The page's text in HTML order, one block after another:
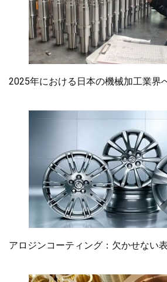
2025年における日本の機械加工業界
アロジンコーティング：欠かせない